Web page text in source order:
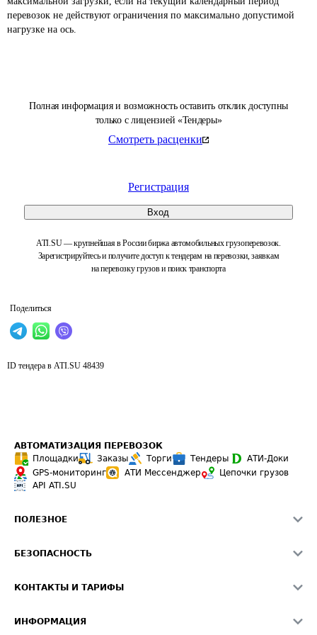
Полная информация и возможность оставить отклик доступны
только с лицензией «Тендеры»
Смотреть расценки
Регистрация
Вход
ATI.SU — крупнейшая в России биржа автомобильных грузоперевозок.
Зарегистрируйтесь и получите доступ к тендерам на перевозки, заявкам
на перевозку грузов и поиск транспорта
Поделиться
перевозок не действуют ограничения по максимально допустимой
нагрузке на ось.
ID тендера в ATI.SU 48439
АВТОМАТИЗАЦИЯ ПЕРЕВОЗОК
Площадки
Заказы Торги Тендеры
АТИ-Доки
GPS-мониторинг
АТИ Мессенджер
Цепочки грузов
API ATI.SU
ПОЛЕЗНОЕ
Звезды ATI.SU на вашем сайте
Средние ставки
БЕЗОПАСНОСТЬ
Светофор+
КОНТАКТЫ И ТАРИФЫ
ИНФОРМАЦИЯ